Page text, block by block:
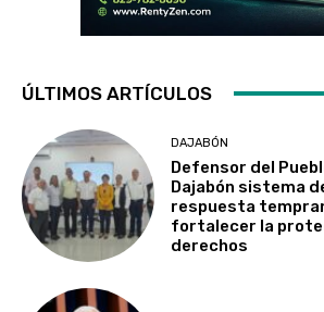
ÚLTIMOS ARTÍCULOS
DAJABÓN
Defensor del
Dajabón sistema
respuesta
fortalecer la
derechos